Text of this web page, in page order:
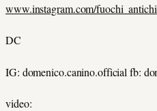
www.instagram.com/fuochi_antichi
DC
IG: domenico.canino.official fb:
video: